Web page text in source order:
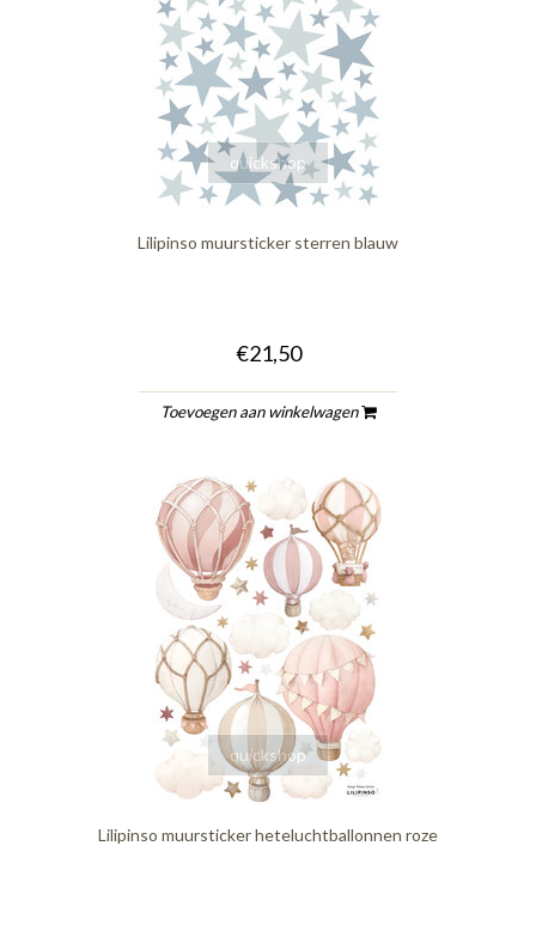
quickshop
Lilipinso muursticker sterren blauw
€21,50
Toevoegen aan winkelwagen
quickshop
Lilipinso muursticker heteluchtballonnen roze